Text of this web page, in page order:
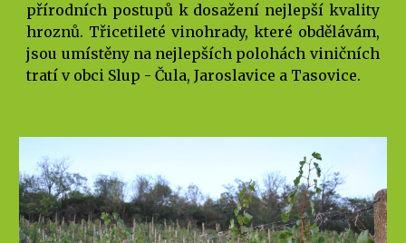
přírodních postupů k dosažení nejlepší kvality
hroznů. Třicetileté vinohrady, které obdělávám,
jsou umístěny na nejlepších polohách viničních
tratí v obci Slup - Čula, Jaroslavice a Tasovice.